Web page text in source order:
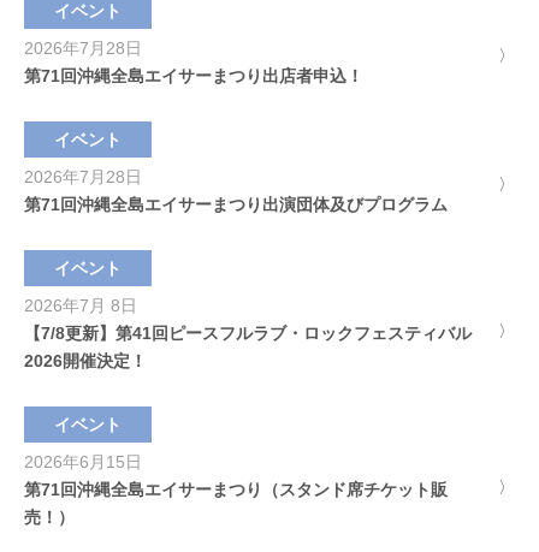
イベント
2026年7月28日
第71回沖縄全島エイサーまつり出店者申込！
イベント
2026年7月28日
第71回沖縄全島エイサーまつり出演団体及びプログラム
イベント
2026年7月 8日
【7/8更新】第41回ピースフルラブ・ロックフェスティバル
2026開催決定！
イベント
2026年6月15日
第71回沖縄全島エイサーまつり（スタンド席チケット販
売！）